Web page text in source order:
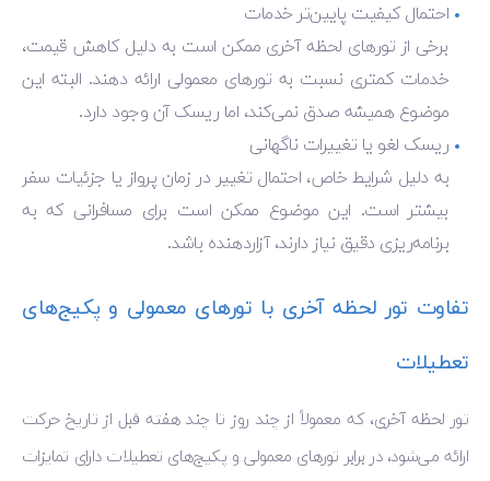
احتمال کیفیت پایین‌تر خدمات
برخی از تورهای لحظه آخری ممکن است به دلیل کاهش قیمت،
خدمات کمتری نسبت به تورهای معمولی ارائه دهند. البته این
موضوع همیشه صدق نمی‌کند، اما ریسک آن وجود دارد.
ریسک لغو یا تغییرات ناگهانی
به دلیل شرایط خاص، احتمال تغییر در زمان پرواز یا جزئیات سفر
بیشتر است. این موضوع ممکن است برای مسافرانی که به
برنامه‌ریزی دقیق نیاز دارند، آزاردهنده باشد.
تفاوت تور لحظه آخری با تورهای معمولی و پکیج‌های
تعطیلات
تور لحظه آخری، که معمولاً از چند روز تا چند هفته قبل از تاریخ حرکت
ارائه می‌شود، در برابر تورهای معمولی و پکیج‌های تعطیلات دارای تمایزات